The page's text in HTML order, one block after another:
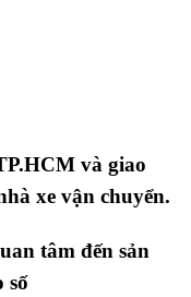
và giao
xe vận chuyển.
tâm đến sản
số